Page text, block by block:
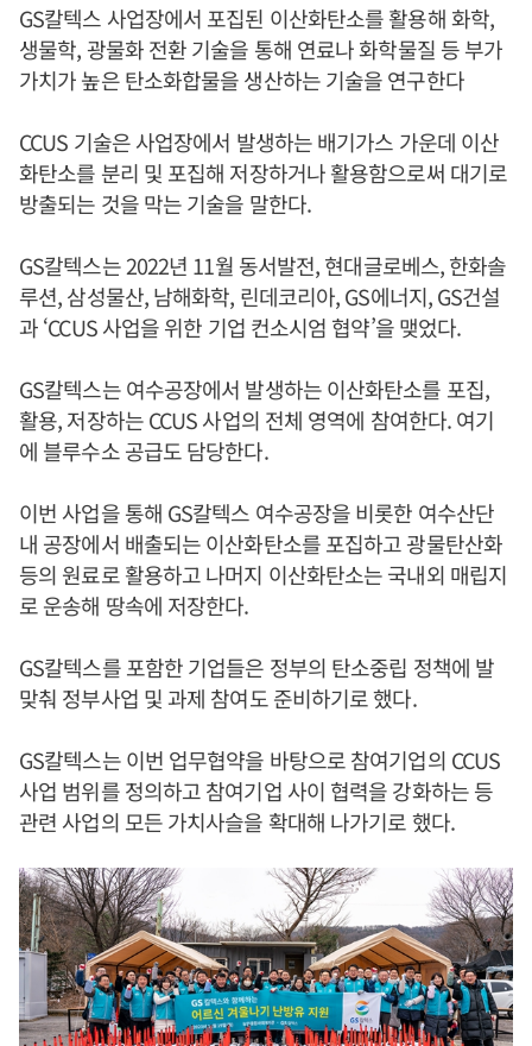
GS칼텍스 사업장에서 포집된 이산화탄소를 활용해 화학,
생물학, 광물화 전환 기술을 통해 연료나 화학물질 등 부가
가치가 높은 탄소화합물을 생산하는 기술을 연구한다
CCUS 기술은 사업장에서 발생하는 배기가스 가운데 이산
화탄소를 분리 및 포집해 저장하거나 활용함으로써 대기로
방출되는 것을 막는 기술을 말한다.
GS칼텍스는 2022년 11월 동서발전, 현대글로베스, 한화솔
루션, 삼성물산, 남해화학, 린데코리아, GS에너지, GS건설
과 ‘CCUS 사업을 위한 기업 컨소시엄 협약’을 맺었다.
GS칼텍스는 여수공장에서 발생하는 이산화탄소를 포집,
활용, 저장하는 CCUS 사업의 전체 영역에 참여한다. 여기
에 블루수소 공급도 담당한다.
이번 사업을 통해 GS칼텍스 여수공장을 비롯한 여수산단
내 공장에서 배출되는 이산화탄소를 포집하고 광물탄산화
등의 원료로 활용하고 나머지 이산화탄소는 국내외 매립지
로 운송해 땅속에 저장한다.
GS칼텍스를 포함한 기업들은 정부의 탄소중립 정책에 발
맞춰 정부사업 및 과제 참여도 준비하기로 했다.
GS칼텍스는 이번 업무협약을 바탕으로 참여기업의 CCUS
사업 범위를 정의하고 참여기업 사이 협력을 강화하는 등
관련 사업의 모든 가치사슬을 확대해 나가기로 했다.